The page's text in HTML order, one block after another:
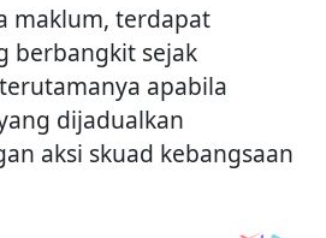
maklum, terdapat
berbangkit sejak
apabila
dijadualkan
aksi skuad kebangsaan